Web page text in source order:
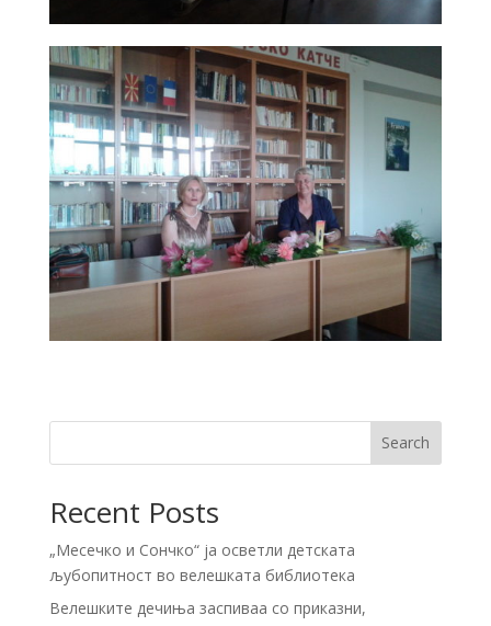
Search
Recent Posts
„Месечко и Сончко“ ја осветли детската
љубопитност во велешката библиотека
Велешките дечиња заспиваа со приказни,